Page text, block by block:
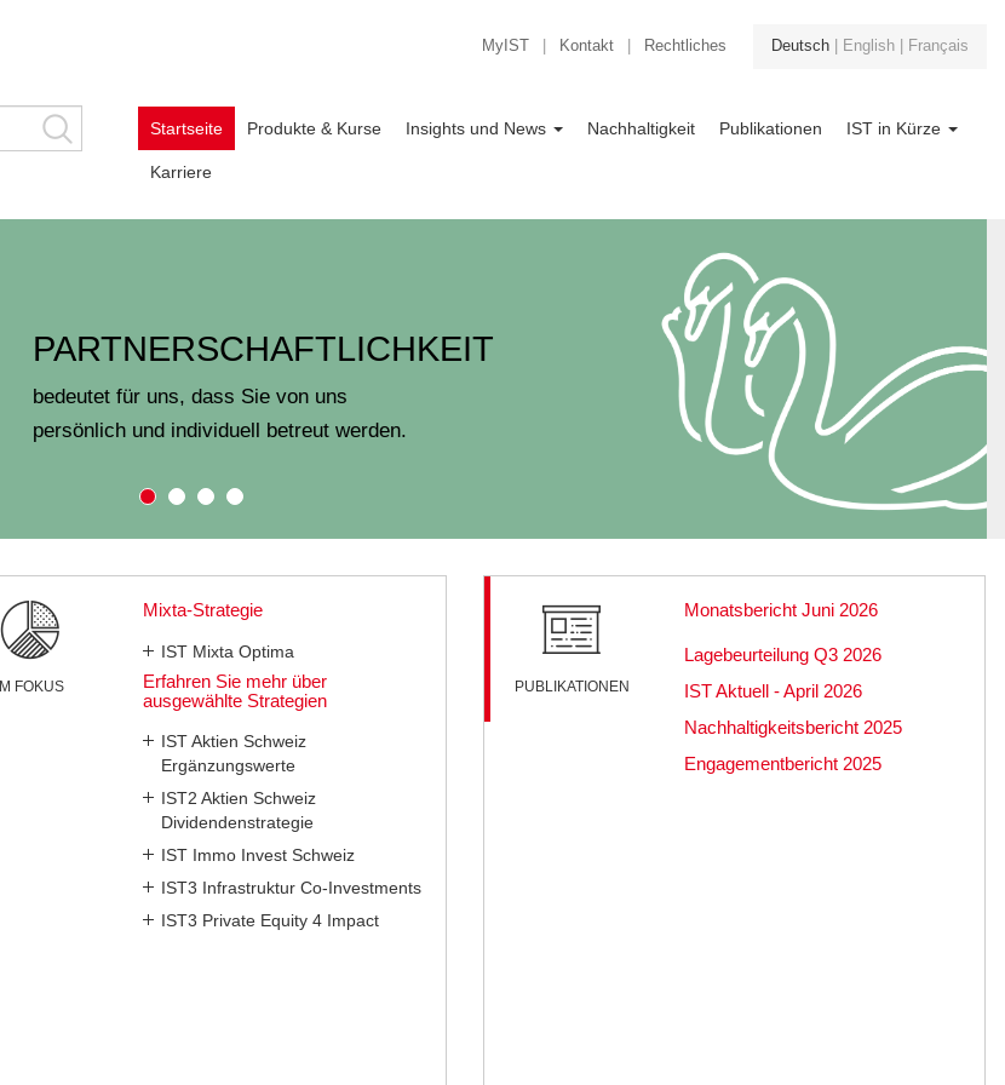
Deutsch English Français
MyIST Kontakt Rechtliches
Startseite Produkte & Kurse Insights und News Nachhaltigkeit Publikationen IST in Kürze
Karriere
PARTNERSCHAFTLICHKEIT
bedeutet für uns, dass Sie von uns
persönlich und individuell betreut werden.
IM FOKUS
Mixta-Strategie
IST Mixta Optima
Erfahren Sie mehr über
ausgewählte Strategien
IST Aktien Schweiz
Ergänzungswerte
IST2 Aktien Schweiz
Dividendenstrategie
IST Immo Invest Schweiz
IST3 Infrastruktur Co-Investments
IST3 Private Equity 4 Impact
PUBLIKATIONEN
Monatsbericht Juni 2026
Lagebeurteilung Q3 2026
IST Aktuell - April 2026
Nachhaltigkeitsbericht 2025
Engagementbericht 2025